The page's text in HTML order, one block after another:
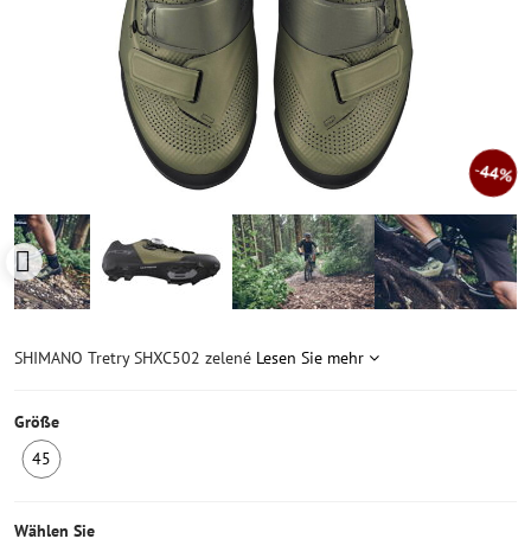
44%
SHIMANO Tretry SHXC502 zelené Lesen Sie mehr
Größe
45
auf
Wählen Sie